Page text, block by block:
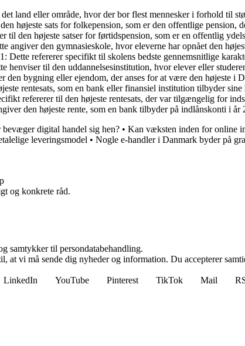
land eller område, hvor der bor flest mennesker i forhold til
højeste sats for folkepension, som er den offentlige pension,
til den højeste satser for førtidspension, som er en offentlig
angiver den gymnasieskole, hvor eleverne har opnået den
Dette refererer specifikt til skolens bedste gennemsnitlige
henviser til den uddannelsesinstitution, hvor elever eller
den bygning eller ejendom, der anses for at være den højeste i
rentesats, som en bank eller finansiel institution tilbyder
refererer til den højeste rentesats, der var tilgængelig for
den højeste rente, som en bank tilbyder på indlånskonti i år
digital handel sig hen? • Kan væksten inden for online
leveringsmodel • Nogle e-handler i Danmark byder på
og konkrete råd.
samtykker til persondatabehandling.
at vi må sende dig nyheder og information. Du accepterer
LinkedIn YouTube Pinterest TikTok Mail